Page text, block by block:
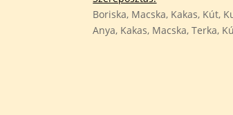
Boriska, Macska, Kakas, Kút,
Anya, Kakas, Macska, Terka,